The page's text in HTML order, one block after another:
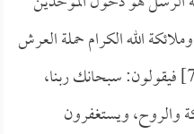
الله الكرام حملة العرش
[الزمر:75] فيقولون: سبحانك ربنا،
والروح، ويستغفرون